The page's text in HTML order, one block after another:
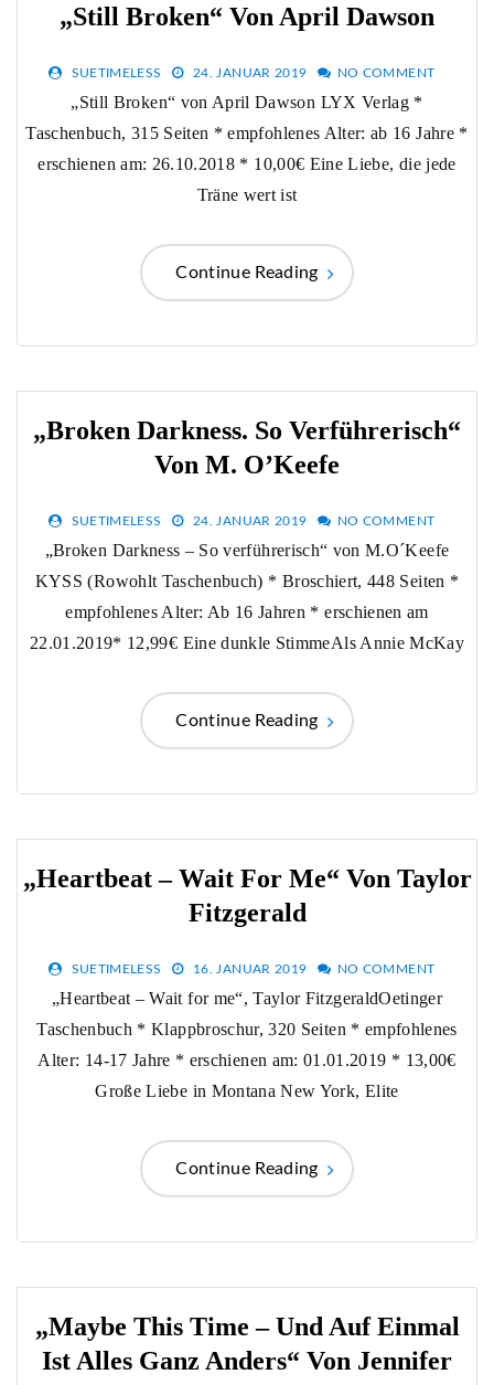
„Still Broken“ Von April Dawson
SUETIMELESS 24. JANUAR 2019 NO COMMENT
„Still Broken“ von April Dawson LYX Verlag *
Taschenbuch, 315 Seiten * empfohlenes Alter: ab 16 Jahre *
erschienen am: 26.10.2018 * 10,00€ Eine Liebe, die jede
Träne wert ist
Continue Reading
„Broken Darkness. So Verführerisch“
Von M. O’Keefe
SUETIMELESS 24. JANUAR 2019 NO COMMENT
„Broken Darkness – So verführerisch“ von M.O´Keefe
KYSS (Rowohlt Taschenbuch) * Broschiert, 448 Seiten *
empfohlenes Alter: Ab 16 Jahren * erschienen am
22.01.2019* 12,99€ Eine dunkle StimmeAls Annie McKay
Continue Reading
„Heartbeat – Wait For Me“ Von Taylor
Fitzgerald
SUETIMELESS 16. JANUAR 2019 NO COMMENT
„Heartbeat – Wait for me“, Taylor FitzgeraldOetinger
Taschenbuch * Klappbroschur, 320 Seiten * empfohlenes
Alter: 14-17 Jahre * erschienen am: 01.01.2019 * 13,00€
Große Liebe in Montana New York, Elite
Continue Reading
„Maybe This Time – Und Auf Einmal
Ist Alles Ganz Anders“ Von Jennifer